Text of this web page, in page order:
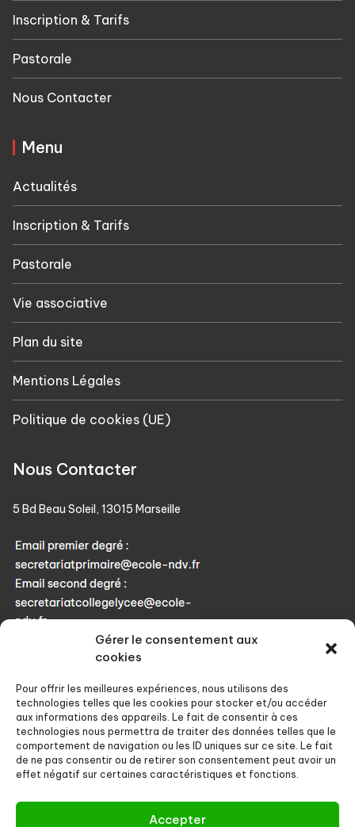
Gérer le consentement aux
cookies
Pour offrir les meilleures expériences, nous utilisons des
technologies telles que les cookies pour stocker et/ou accéder
aux informations des appareils. Le fait de consentir à ces
technologies nous permettra de traiter des données telles que le
comportement de navigation ou les ID uniques sur ce site. Le fait
de ne pas consentir ou de retirer son consentement peut avoir un
effet négatif sur certaines caractéristiques et fonctions.
Accepter
Inscription & Tarifs
Pastorale
Nous Contacter
Menu
Actualités
Inscription & Tarifs
Pastorale
Vie associative
Plan du site
Mentions Légales
Politique de cookies (UE)
Nous Contacter
5 Bd Beau Soleil, 13015 Marseille
Téléphone : 04 91 60 90 57
Ouverture : 8h00 à 17h30
Du lundi au vendredi